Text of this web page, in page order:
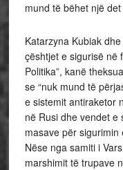
mund të bëhet një
Katarzyna Kubiak
çështjet e sigurisë në
Politika”, kanë
se “nuk mund të
e sistemit antiraketor
në Rusi dhe vendet e
masave për sigurimin
Nëse nga samiti i
marshimit të trupave